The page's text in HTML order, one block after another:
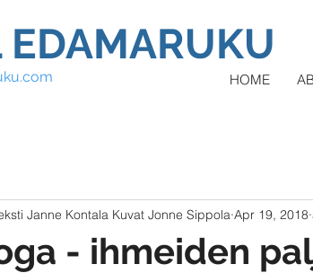
EDAMARUKU
HOME
- ihmeiden
Janne Kontala Kuvat Jonne Sippola Apr 19, 2018